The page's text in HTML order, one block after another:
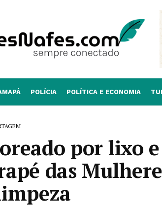
POLÍCIA POLÍTICA E ECONOMIA
por lixo
das